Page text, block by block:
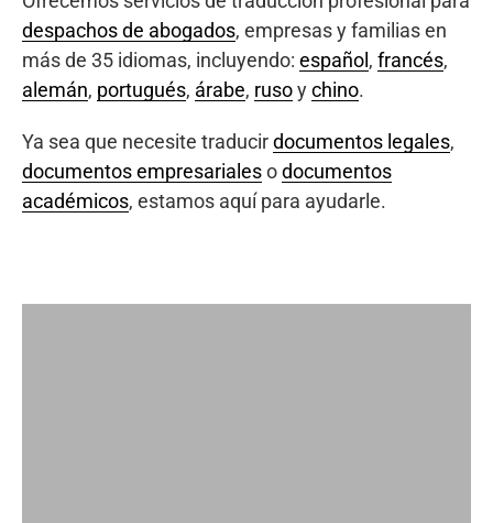
despachos de abogados, empresas y familias en
más de 35 idiomas, incluyendo: español , francés,
alemán, portugués, árabe, rusoychino.
Ya sea que necesite traducirdocumentos legales,
documentos empresarialesodocumentos
académicos, estamos aquí para ayudarle.